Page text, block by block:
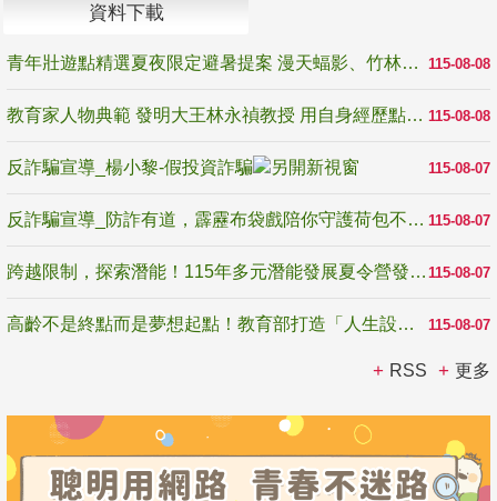
資料下載
115-08-08
青年壯遊點精選夏夜限定避暑提案 漫天蝠影、竹林尋蛙、茶香夜觀 邀青年暮色出發
115-08-08
教育家人物典範 發明大王林永禎教授 用自身經歷點亮學生的路
115-08-07
反詐騙宣導_楊小黎-假投資詐騙
115-08-07
反詐騙宣導_防詐有道，霹靂布袋戲陪你守護荷包不受騙
115-08-07
跨越限制，探索潛能！115年多元潛能發展夏令營發掘生命無限可能
115-08-07
高齡不是終點而是夢想起點！教育部打造「人生設計夢工場」 參展第3屆高齡健康產業博覽會
RSS 更多